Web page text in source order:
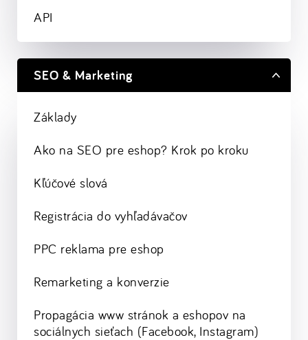
API
SEO & Marketing
Základy
Ako na SEO pre eshop? Krok po kroku
Kľúčové slová
Registrácia do vyhľadávačov
PPC reklama pre eshop
Remarketing a konverzie
Propagácia www stránok a eshopov na
sociálnych sieťach (Facebook, Instagram)